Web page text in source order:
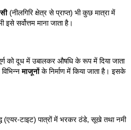
(नीलगिरि क्षेत्र से प्राप्त) भी कुछ मात्रा में
सर्वोत्तम माना जाता है।
को दूध में उबालकर औषधि के रूप में दिया जाता
माजूनोंके निर्माण में किया जाता है। इसके
(एयर-टाइट) पात्रों में भरकर ठंडे, सूखे तथा नमी